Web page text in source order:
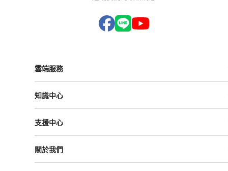
雲端服務
Vital NetZero
Vital Finance
Vital OD
知識中心
成功案例
支援中心
解決方案
關於我們